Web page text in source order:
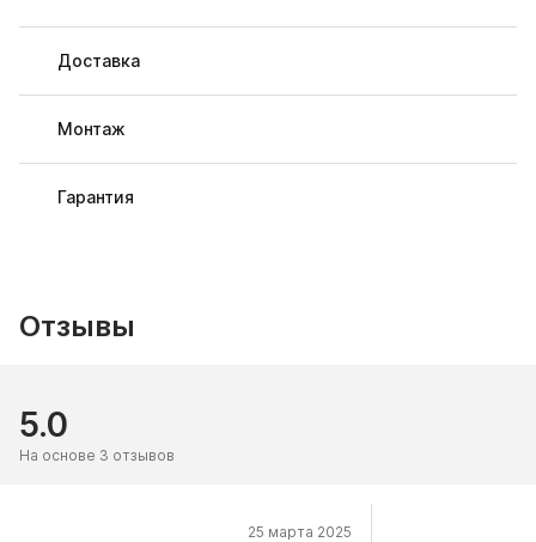
Доставка
Монтаж
Гарантия
Отзывы
5.0
На основе 3 отзывов
25 марта 2025